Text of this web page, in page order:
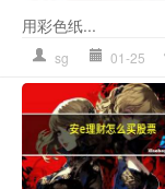
用彩色纸...
sg 01-25